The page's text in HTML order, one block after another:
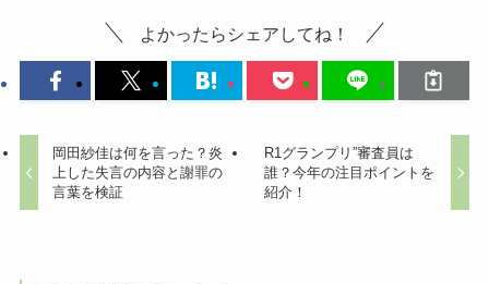
よかったらシェアしてね！
岡田紗佳は何を言った？炎
上した失言の内容と謝罪の
言葉を検証
R1グランプリ”審査員は
誰？今年の注目ポイントを
紹介！